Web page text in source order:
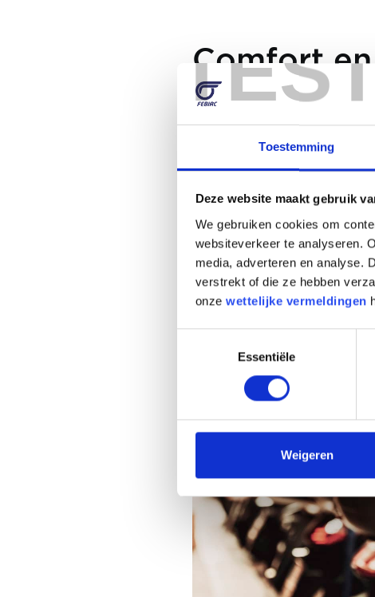
TEST
Toestemming
Deze website maakt gebruik
We gebruiken cookies om
websiteverkeer te analyseren.
media, adverteren en analyse.
verstrekt of die ze hebben
onze wettelijke vermeldingen
Essentiële
Weigeren
Comfort
Zadels: voor de look,
Voor de passagier
:
antidiefstalsysteem en
Bagage: aangepast
tassen en koffers
gereedschap
Image